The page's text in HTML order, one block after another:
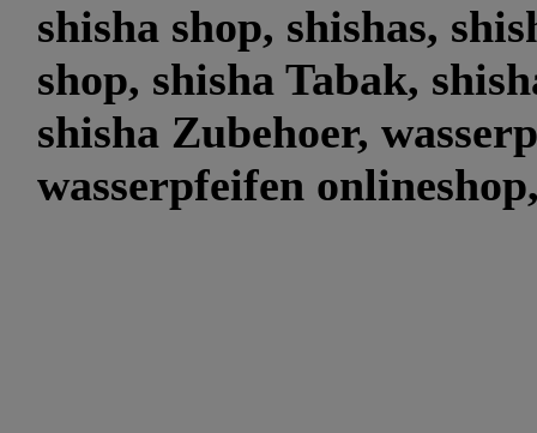
shisha shop, shishas,
shop, shisha Tabak,
shisha Zubehoer,
wasserpfeifen